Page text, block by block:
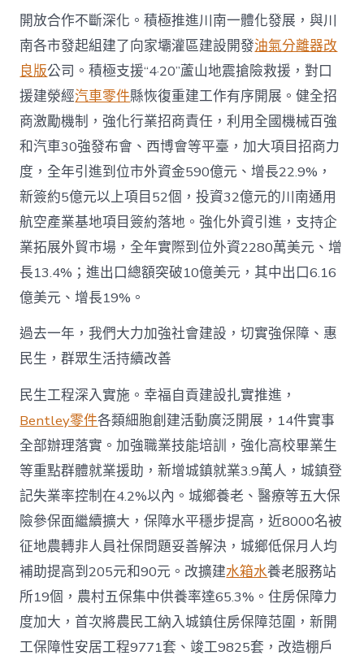
開放合作不斷深化。積極推進川南一體化發展，與川
南各市發起組建了向家壩灌區建設開發油氣分離器改
良版公司。積極支援“4·20”蘆山地震搶險救援，對口
援建滎經汽車零件縣恢復重建工作有序開展。健全招
商激勵機制，強化行業招商責任，利用全國機械百強
和汽車30強發布會、西博會等平臺，加大項目招商力
度，全年引進到位市外資金590億元、增長22.9%，
新簽約5億元以上項目52個，投資32億元的川南通用
航空產業基地項目簽約落地。強化外資引進，支持企
業拓展外貿市場，全年實際到位外資2280萬美元、增
長13.4%；進出口總額突破10億美元，其中出口6.16
億美元、增長19%。
過去一年，我們大力加強社會建設，切實強保障、惠
民生，群眾生活持續改善
民生工程深入實施。幸福自貢建設扎實推進，
Bentley零件各類細胞創建活動廣泛開展，14件實事
全部辦理落實。加強職業技能培訓，強化高校畢業生
等重點群體就業援助，新增城鎮就業3.9萬人，城鎮登
記失業率控制在4.2%以內。城鄉養老、醫療等五大保
險參保面繼續擴大，保障水平穩步提高，近8000名被
征地農轉非人員社保問題妥善解決，城鄉低保月人均
補助提高到205元和90元。改擴建水箱水養老服務站
所19個，農村五保集中供養率達65.3%。住房保障力
度加大，首次將農民工納入城鎮住房保障范圍，新開
工保障性安居工程9771套、竣工9825套，改造棚戶